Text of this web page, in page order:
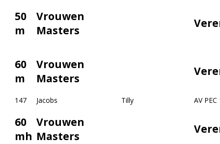
50
m
Vrouwen
Masters
60
m
Vrouwen
Masters
147 Jacobs Tilly AV PEC
60
mh
Vrouwen
Masters